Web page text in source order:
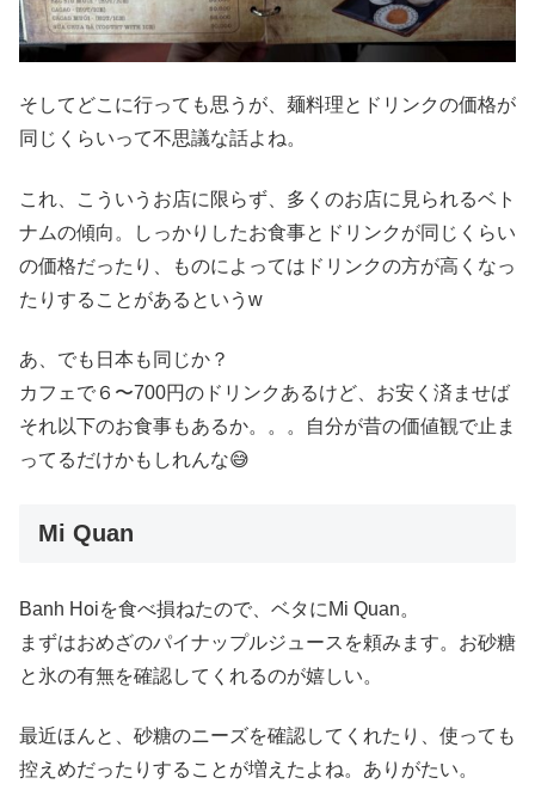
そしてどこに行っても思うが、麺料理とドリンクの価格が
同じくらいって不思議な話よね。
これ、こういうお店に限らず、多くのお店に見られるベト
ナムの傾向。しっかりしたお食事とドリンクが同じくらい
の価格だったり、ものによってはドリンクの方が高くなっ
たりすることがあるというw
あ、でも日本も同じか？
カフェで６〜700円のドリンクあるけど、お安く済ませば
それ以下のお食事もあるか。。。自分が昔の価値観で止ま
ってるだけかもしれんな😅
Mi Quan
Banh Hoiを食べ損ねたので、ベタにMi Quan。
まずはおめざのパイナップルジュースを頼みます。お砂糖
と氷の有無を確認してくれるのが嬉しい。
最近ほんと、砂糖のニーズを確認してくれたり、使っても
控えめだったりすることが増えたよね。ありがたい。